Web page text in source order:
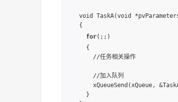
void TaskA(void
{
for(;;)
{
//任务相关操作
//加入队列
xQueueSend(xQueue,
}